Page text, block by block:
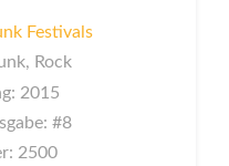
Festivals
Rock
2015
#8
2500